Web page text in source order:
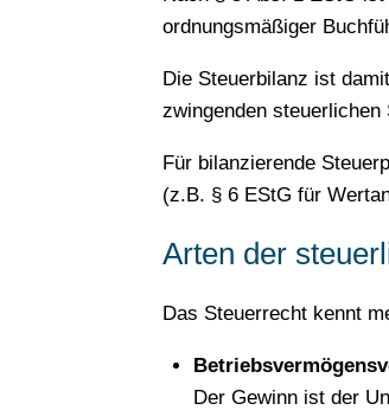
ordnungsmäßiger
Die Steuerbilanz ist
zwingenden
Für bilanzierende
(z.B. § 6 EStG für
Arten der
Das Steuerrecht kennt
Der Gewinn ist der